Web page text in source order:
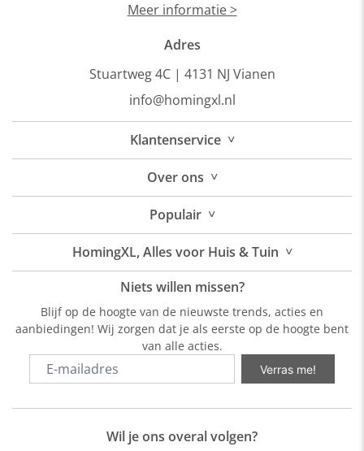
Meer informatie >
Adres
Stuartweg 4C | 4131 NJ Vianen
info@homingxl.nl
Klantenservice ˅
Overons ˅
Populair ˅
HomingXL, Alles voor Huis & Tuin ˅
Niets willen missen?
Blijf op de hoogte van de nieuwste trends, acties en
aanbiedingen! Wij zorgen dat je als eerste op de hoogte bent
van alle acties.
Verras me!
Wil je ons overal volgen?